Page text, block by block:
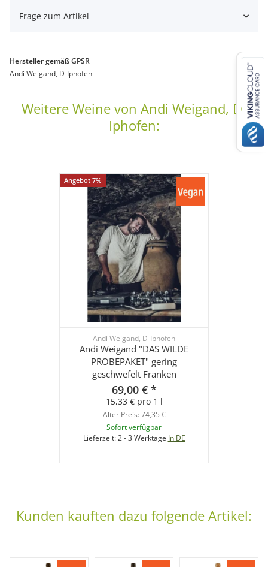
Frage zum Artikel
Hersteller gemäß GPSR
Andi Weigand, D-Iphofen
Weitere Weine von Andi Weigand, D-
Iphofen:
Angebot 7%
Andi Weigand, D-Iphofen
Andi Weigand "DAS WILDE
PROBEPAKET" gering
geschwefelt Franken
69,00 € *
15,33 € pro 1 l
Alter Preis: 74,35 €
Sofort verfügbar
Lieferzeit:2 - 3 Werktage In DE
Kunden kauften dazu folgende Artikel: